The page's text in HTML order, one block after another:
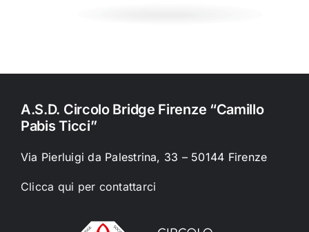
A.S.D. Circolo Bridge Firenze “Camillo
Pabis Ticci”
Via Pierluigi da Palestrina, 33 – 50144 Firenze
Clicca qui per contattarci